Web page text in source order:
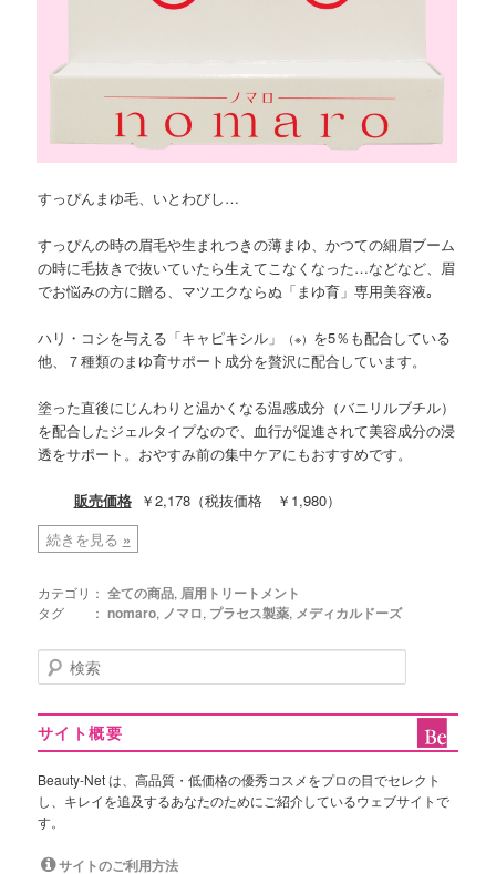
すっぴんまゆ毛、いとわびし…
すっぴんの時の眉毛や生まれつきの薄まゆ、かつての細眉ブーム
の時に毛抜きで抜いていたら生えてこなくなった…などなど、眉
でお悩みの方に贈る、マツエクならぬ「まゆ育」専用美容液｡
ハリ・コシを与える「キャピキシル」 （※） を5％も配合している
他、７種類のまゆ育サポート成分を贅沢に配合しています。
塗った直後にじんわりと温かくなる温感成分（バニリルブチル）
を配合したジェルタイプなので、血行が促進されて美容成分の浸
透をサポート。おやすみ前の集中ケアにもおすすめです。
販売価格￥2,178（税抜価格 ￥1,980）
続きを見る »
カテゴリ： 全ての商品, 眉用トリートメント
タグ ： nomaro, ノマロ, プラセス製薬, メディカルドーズ
検
索
サイト概要
Beauty-Net は、高品質・低価格の優秀コスメをプロの目でセレクト
し、キレイを追及するあなたのためにご紹介しているウェブサイトで
す。
サイトのご利用方法